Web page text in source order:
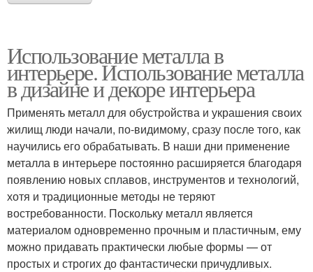
Использование металла в
интерьере. Использование металла
в дизайне и декоре интерьера
Применять металл для обустройства и украшения своих
жилищ люди начали, по-видимому, сразу после того, как
научились его обрабатывать. В наши дни применение
металла в интерьере постоянно расширяется благодаря
появлению новых сплавов, инструментов и технологий,
хотя и традиционные методы не теряют
востребованности. Поскольку металл является
материалом одновременно прочным и пластичным, ему
можно придавать практически любые формы — от
простых и строгих до фантастически причудливых.